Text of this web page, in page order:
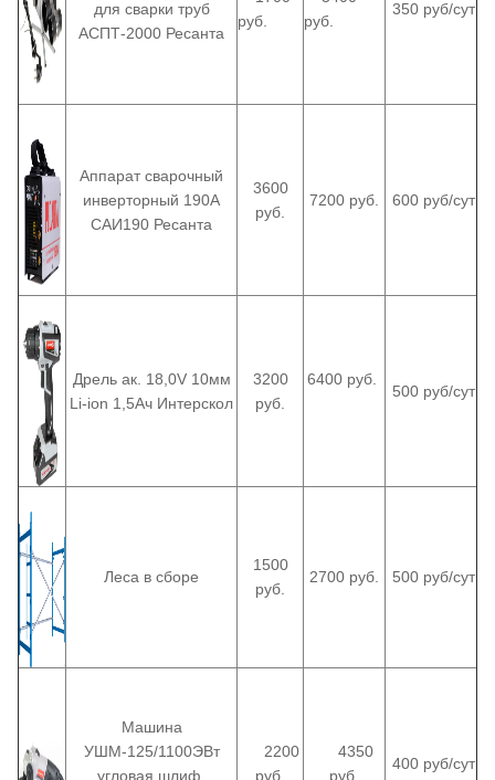
для сварки труб
АСПТ-2000 Ресанта
руб.
руб.
350 руб/сут
Аппарат сварочный
инверторный 190А
САИ190 Ресанта
3600
руб.
7200 руб. 600 руб/сут
Дрель ак. 18,0V 10мм
Li-ion 1,5Aч Интерскол
3200
руб.
6400 руб.
500 руб/сут
Леса в сборе
1500
руб.
2700 руб. 500 руб/сут
Машина
УШМ-125/1100ЭВт
угловая шлиф.
2200
руб.
4350
руб.
400 руб/сут